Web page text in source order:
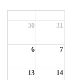
30
31
6 7
13 14